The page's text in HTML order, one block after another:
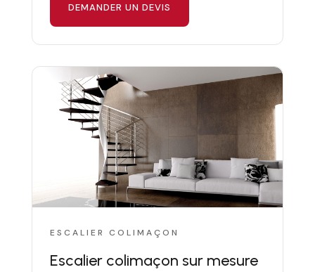
DEMANDER UN DEVIS
ESCALIER COLIMAÇON
Escalier colimaçon sur mesure